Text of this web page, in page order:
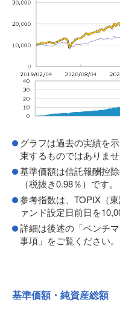
グラフは過去の実績を
束するものではありませ
基準価額は信託報酬控
（税抜き0.98％）です。
参考指数は、TOPIX（
ァンド設定日前日を
詳細は後述の「ベンチ
事項」をご覧ください。
基準価額・純資産総額